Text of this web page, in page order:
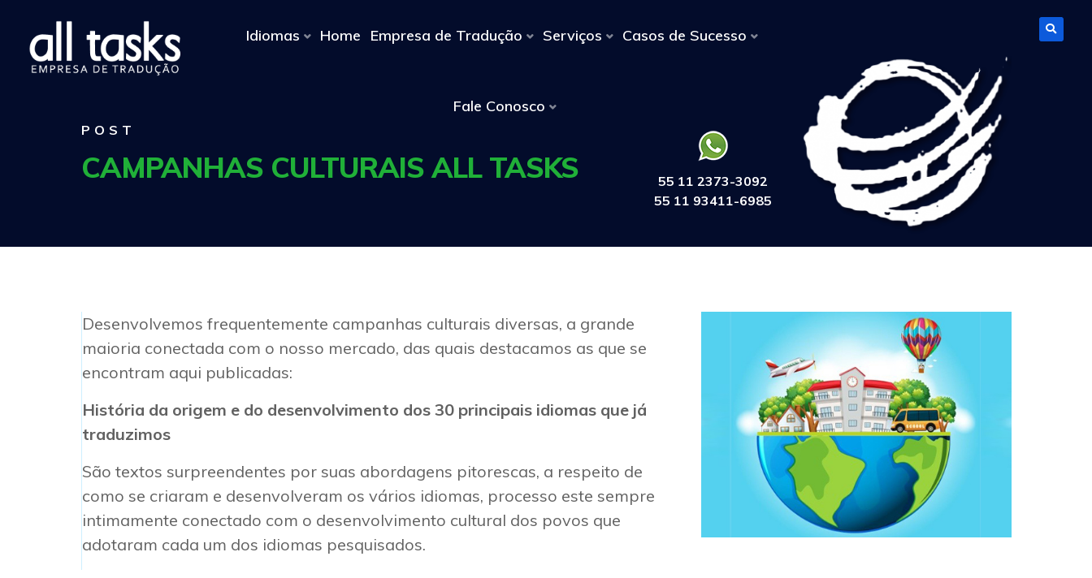
Idiomas Home Empresa de Tradução Serviços Casos de Sucesso
Fale Conosco
POST
CAMPANHAS CULTURAIS ALL TASKS
55 11 2373-3092
55 11 93411-6985
Desenvolvemos frequentemente campanhas culturais diversas, a grande
maioria conectada com o nosso mercado, das quais destacamos as que se
encontram aqui publicadas:
História da origem e do desenvolvimento dos 30 principais idiomas que já
traduzimos
São textos surpreendentes por suas abordagens pitorescas, a respeito de
como se criaram e desenvolveram os vários idiomas, processo este sempre
intimamente conectado com o desenvolvimento cultural dos povos que
adotaram cada um dos idiomas pesquisados.